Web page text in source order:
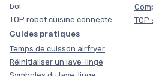
bol
TOP robot cuisine connecté
Guides pratiques
Temps de cuisson airfryer
Réinitialiser un lave-linge